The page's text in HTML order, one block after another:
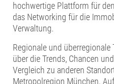
hochwertige Plattform für
das Networking für die
Verwaltung.
Regionale und
über die Trends, Chancen
Vergleich zu anderen
Metropolregion München.